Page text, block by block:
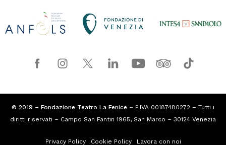
© 2019 – Fondazione Teatro La Fenice – P.IVA 00187480272 – Tutti i
diritti riservati – Campo San Fantin 1965, San Marco – 30124 Venezia
Privacy Policy Cookie Policy Lavora con noi